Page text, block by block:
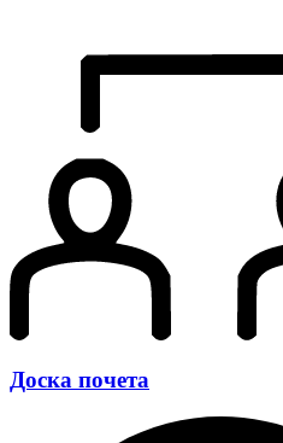
Доска почета